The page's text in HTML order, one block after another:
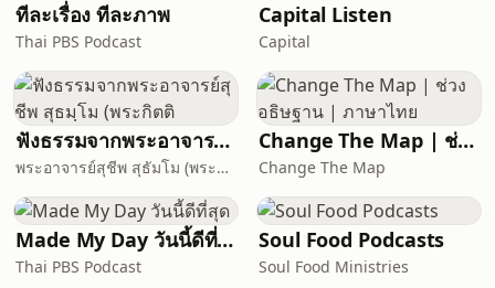
ทีละเรื่อง ทีละภาพ
Thai PBS Podcast
Capital Listen
Capital
ฟังธรรมจากพระอาจารย์สุชีพ สุธมฺโม (พระกิตติ
พระอาจารย์สุชีพ สุธัมโม (พระกิตติวิมลเมธี)
Change The Map | ช่วงอธิษฐาน | ภาษาไทย
Change The Map
Made My Day วันนี้ดีที่สุด
Thai PBS Podcast
Soul Food Podcasts
Soul Food Ministries